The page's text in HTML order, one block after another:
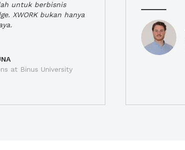
untuk berbisnis
XWORK bukan hanya
at Binus University